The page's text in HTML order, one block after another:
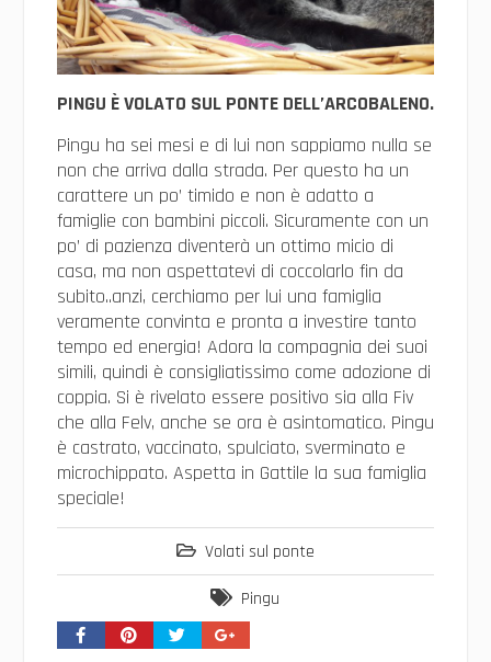
PINGU È VOLATO SUL PONTE DELL’ARCOBALENO.
Pingu ha sei mesi e di lui non sappiamo nulla se
non che arriva dalla strada. Per questo ha un
carattere un po’ timido e non è adatto a
famiglie con bambini piccoli. Sicuramente con un
po’ di pazienza diventerà un ottimo micio di
casa, ma non aspettatevi di coccolarlo fin da
subito..anzi, cerchiamo per lui una famiglia
veramente convinta e pronta a investire tanto
tempo ed energia! Adora la compagnia dei suoi
simili, quindi è consigliatissimo come adozione di
coppia. Si è rivelato essere positivo sia alla Fiv
che alla Felv, anche se ora è asintomatico. Pingu
è castrato, vaccinato, spulciato, sverminato e
microchippato. Aspetta in Gattile la sua famiglia
speciale!
Volati sul ponte
Pingu